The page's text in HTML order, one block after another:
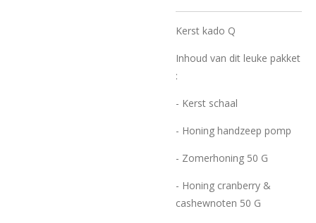
Kerst kado Q
Inhoud van dit leuke pakket
:
- Kerst schaal
- Honing handzeep pomp
- Zomerhoning 50 G
- Honing cranberry &
cashewnoten 50 G